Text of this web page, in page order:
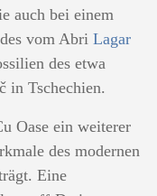
auch bei einem
vom Abri Lagar
des etwa
in Tschechien.
Oase ein weiterer
des modernen
Eine